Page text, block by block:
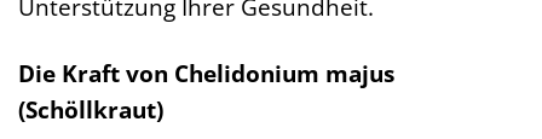
Unterstützung Ihrer Gesundheit.
Die Kraft von Chelidonium majus
(Schöllkraut)